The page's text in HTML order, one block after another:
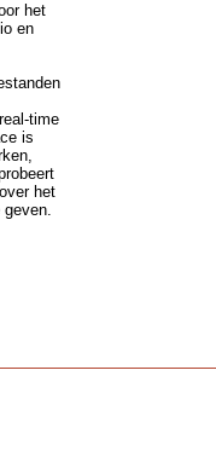
het
en
time
is
het
geven.